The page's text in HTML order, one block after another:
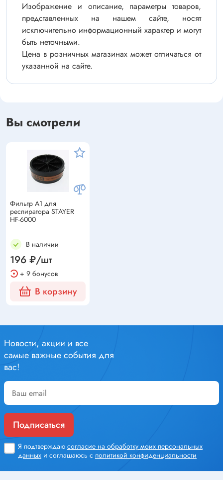
Изображение и описание, параметры товаров,
представленных на нашем сайте, носят
исключительно информационный характер и могут
быть неточными.
Цена в розничных магазинах может отличаться от
указанной на сайте.
Вы смотрели
Фильтр А1 для
респиратора STAYER
HF-6000
В наличии
196 ₽/шт
+ 9 бонусов
В корзину
Новости, акции и все
самые важные события для
вас!
Подписаться
Я подтверждаю согласие на обработку моих персональных
данных и соглашаюсь с политикой конфиденциальности